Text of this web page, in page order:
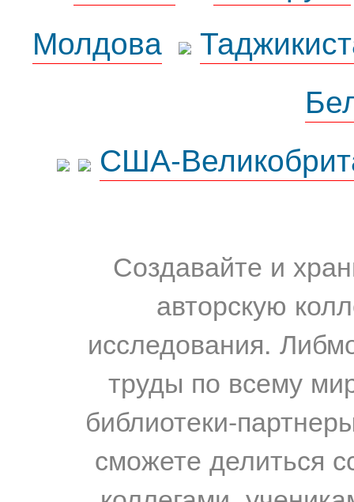
Молдова
США-
Создавайте и
авторскую
исследования.
труды по всему
библиотеки-
сможете делиться